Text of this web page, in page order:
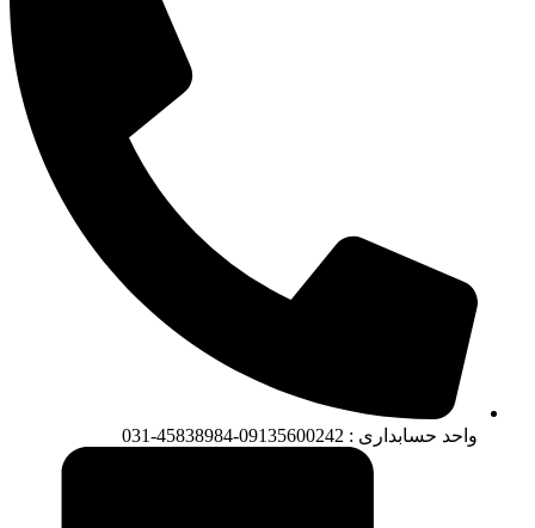
واحد حسابداری : 09135600242-45838984-031